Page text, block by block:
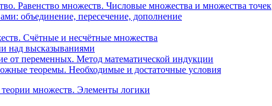
Равенство множеств. Числовые множества и множества точек
объединение, пересечение, дополнение
Счётные и несчётные множества
над высказываниями
от переменных. Метод математической индукции
теоремы. Необходимые и достаточные условия
множеств. Элементы логики